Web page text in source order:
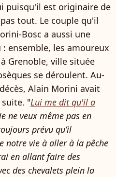
puisqu'il est originaire de
tout. Le couple qu'il
Bosc a aussi une
ensemble, les amoureux
Grenoble, ville située
se déroulent. Au-
Alain Morini avait
"Lui me dit qu'il a
ne veux même pas en
prévu qu’il
notre vie à aller à la pêche
en allant faire des
des chevalets plein la